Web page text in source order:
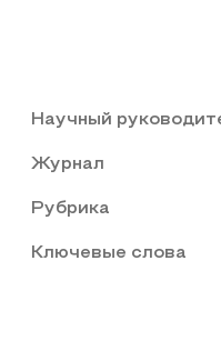
Научный
Журнал
Рубрика
Ключевые слова